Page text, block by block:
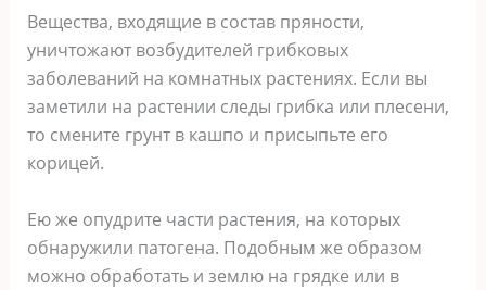
Вещества, входящие в состав пряности,
уничтожают возбудителей грибковых
заболеваний на комнатных растениях. Если вы
заметили на растении следы грибка или плесени,
то смените грунт в кашпо и присыпьте его
корицей.
Ею же опудрите части растения, на которых
обнаружили патогена. Подобным же образом
можно обработать и землю на грядке или в